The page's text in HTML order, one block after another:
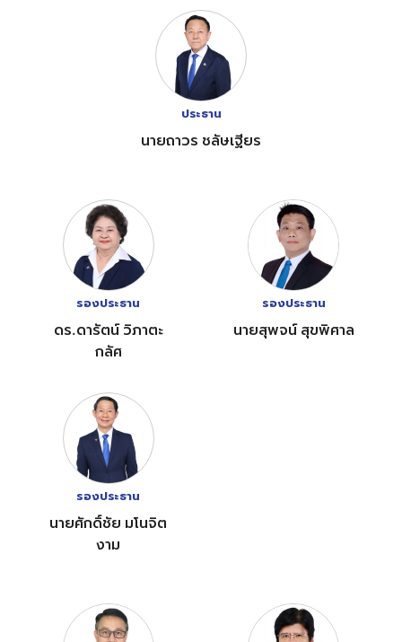
ประธาน
นายถาวร ชลัษเฐียร
รองประธาน
ดร.ดารัตน์ วิภาตะ
กลัศ
รองประธาน
นายสุพจน์ สุขพิศาล
รองประธาน
นายศักดิ์ชัย มโนจิต
งาม